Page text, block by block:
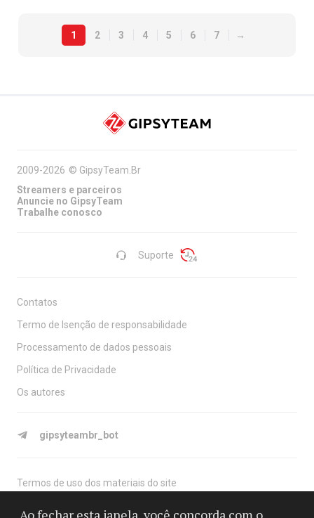
1 2 3 4 5 6 7 →
Suporte
2009-2026 © GipsyTeam.Br
Streamers e parceiros
Anuncie no GipsyTeam
Trabalhe conosco
Termos de uso dos materiais do site
Contatos
Termo de Isenção de responsabilidade
Processamento de dados pessoais
Política de Privacidade
Os autores
gipsyteambr_bot
Ao fechar esta janela, você concorda com o